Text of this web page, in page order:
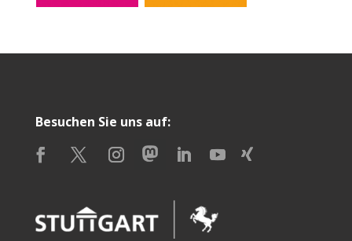
Besuchen Sie uns auf: